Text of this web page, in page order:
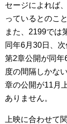
セージによれば
っているとのこと
また、2199では
同年6月30日、
第2章公開が同
度の間隔しかな
章の公開が11月
ありません。
上映に合わせて